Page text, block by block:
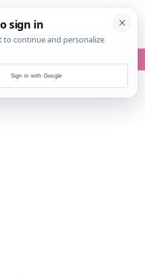
Sign in with Google